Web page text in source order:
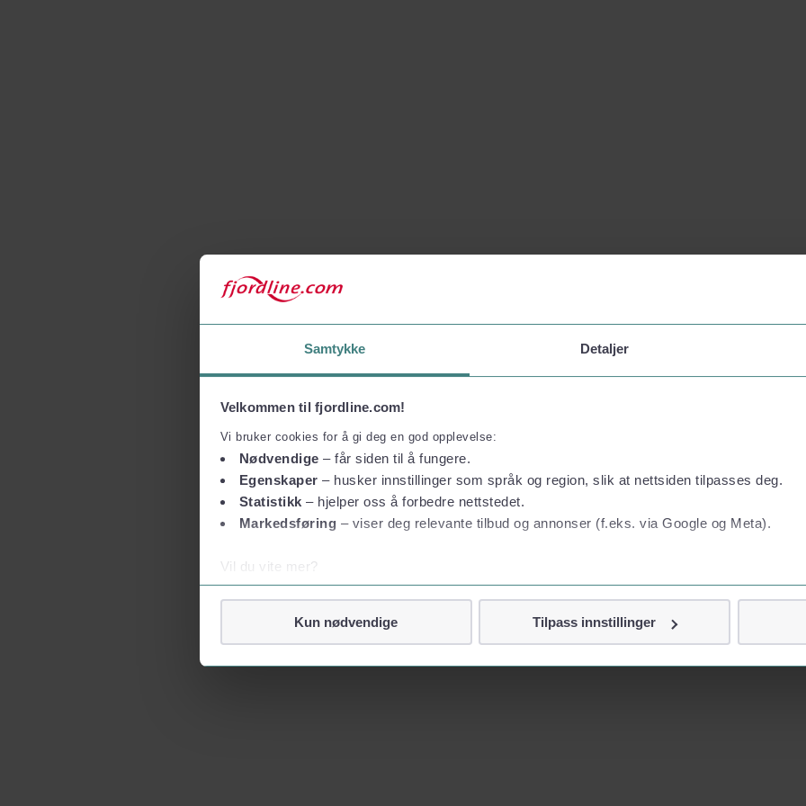
Samtykke Detaljer
Velkommen til fjordline.com!
Vi bruker cookies for å gi deg en god opplevelse:
Nødvendige – får siden til å fungere.
Egenskaper – husker innstillinger som språk og region, slik at nettsiden tilpasses deg.
Statistikk – hjelper oss å forbedre nettstedet.
Markedsføring – viser deg relevante tilbud og annonser (f.eks. via Google og Meta).
Vil du vite mer?
Om informasjonskapsler
Kun nødvendige Tilpass innstillinger